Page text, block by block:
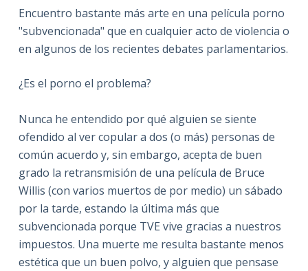
Encuentro bastante más arte en una película porno
"subvencionada" que en cualquier acto de violencia o
en algunos de los recientes debates parlamentarios.
¿Es el porno el problema?
Nunca he entendido por qué alguien se siente
ofendido al ver copular a dos (o más) personas de
común acuerdo y, sin embargo, acepta de buen
grado la retransmisión de una película de Bruce
Willis (con varios muertos de por medio) un sábado
por la tarde, estando la última más que
subvencionada porque TVE vive gracias a nuestros
impuestos. Una muerte me resulta bastante menos
estética que un buen polvo, y alguien que pensase